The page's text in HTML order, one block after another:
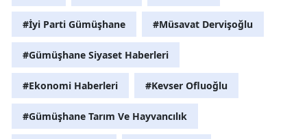
#İyi Parti Gümüşhane #Müsavat Dervişoğlu
#Gümüşhane Siyaset Haberleri
#Ekonomi Haberleri #Kevser Ofluoğlu
#Gümüşhane Tarım Ve Hayvancılık